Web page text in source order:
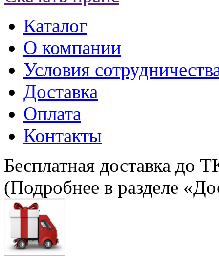
Каталог
О компании
Условия
Доставка
Оплата
Контакты
Бесплатная доставка до
(Подробнее в разделе